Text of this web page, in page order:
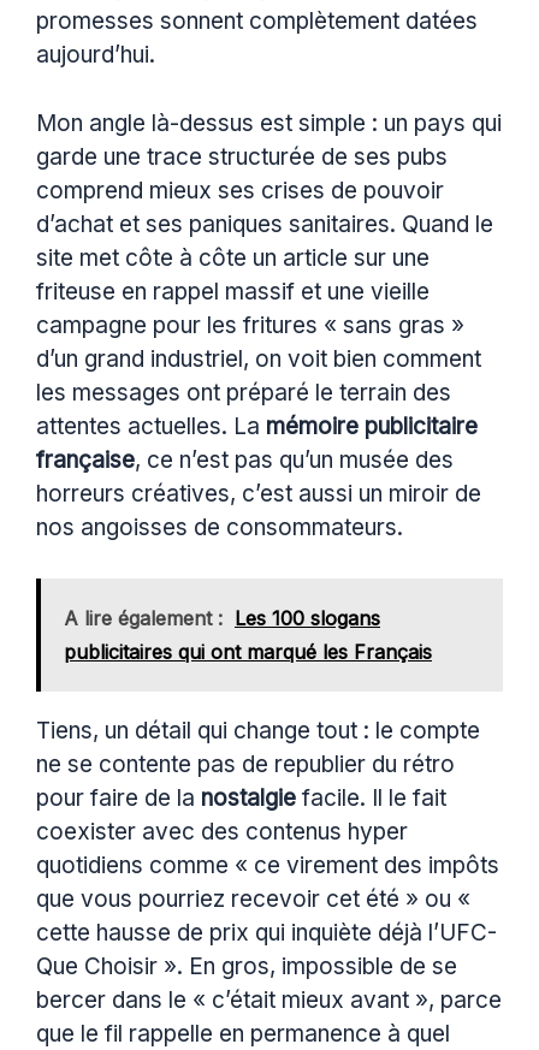
promesses sonnent complètement datées
aujourd’hui.
Mon angle là-dessus est simple : un pays qui
garde une trace structurée de ses pubs
comprend mieux ses crises de pouvoir
d’achat et ses paniques sanitaires. Quand le
site met côte à côte un article sur une
friteuse en rappel massif et une vieille
campagne pour les fritures « sans gras »
d’un grand industriel, on voit bien comment
les messages ont préparé le terrain des
attentes actuelles. La mémoire publicitaire
française, ce n’est pas qu’un musée des
horreurs créatives, c’est aussi un miroir de
nos angoisses de consommateurs.
A lire également : Les 100 slogans
publicitaires qui ont marqué les Français
Tiens, un détail qui change tout : le compte
ne se contente pas de republier du rétro
pour faire de la nostalgie facile. Il le fait
coexister avec des contenus hyper
quotidiens comme « ce virement des impôts
que vous pourriez recevoir cet été » ou «
cette hausse de prix qui inquiète déjà l’UFC-
Que Choisir ». En gros, impossible de se
bercer dans le « c’était mieux avant », parce
que le fil rappelle en permanence à quel